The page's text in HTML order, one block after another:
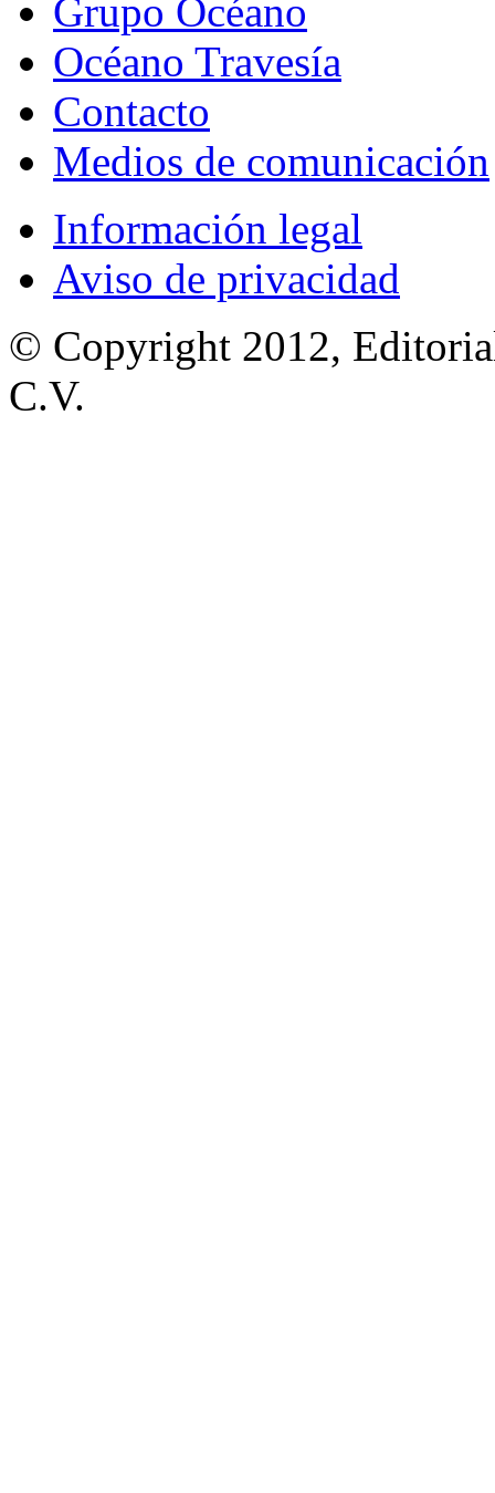
Grupo Océano
Océano Travesía
Contacto
Medios de comunicación
Información legal
Aviso de privacidad
© Copyright 2012,
C.V.